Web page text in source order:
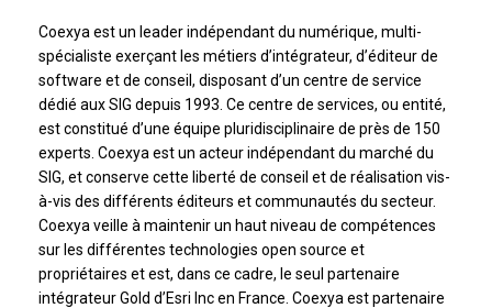
Coexya est un leader indépendant du numérique, multi-
spécialiste exerçant les métiers d’intégrateur, d’éditeur de
software et de conseil, disposant d’un centre de service
dédié aux SIG depuis 1993. Ce centre de services, ou entité,
est constitué d’une équipe pluridisciplinaire de près de 150
experts. Coexya est un acteur indépendant du marché du
SIG, et conserve cette liberté de conseil et de réalisation vis-
à-vis des différents éditeurs et communautés du secteur.
Coexya veille à maintenir un haut niveau de compétences
sur les différentes technologies open source et
propriétaires et est, dans ce cadre, le seul partenaire
intégrateur Gold d’Esri Inc en France. Coexya est partenaire